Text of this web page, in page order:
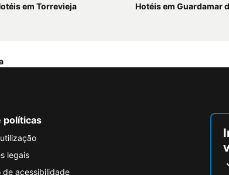
em Torrevieja
Hotéis em Guardamar
políticas
legais
de acessibilidade